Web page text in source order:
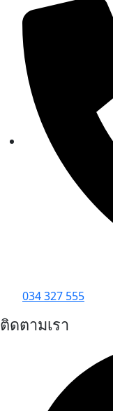
034 327 555
ติดตามเรา